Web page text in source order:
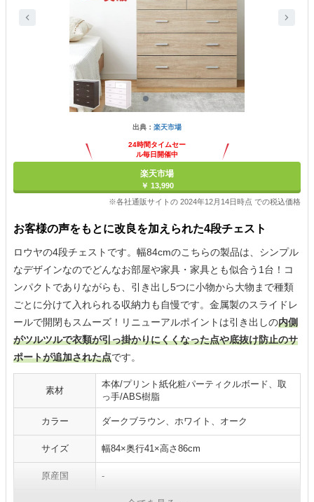
出典： 楽天市場
24時間タイムセー
ル毎日開催中
楽天市場
￥ 13,990
※各社通販サイトの 2024年12月14日時点 での税込価格
お客様の声をもとに改良を加えられた4段チェスト
ロウヤの4段チェストです。幅84cmのこちらの製品は、シンプル
なデザインなのでどんなお部屋や家具・家具とも似合う1台！コ
ンパクトでありながらも、引き出し5つに小物から大物まで種類
ごとに分けて入れられる収納力も自慢です。金属製のスライドレ
ールで開閉もスムーズ！リニューアルポイントは引き出しの内側
がツルツルで衣類が引っ掛かりにくくなった点や底抜け防止のサ
ポートが追加された点です。
素材
本体/プリント紙化粧パーティクルボード、取
っ手/ABS樹脂
カラー ダークブラウン、ホワイト、オーク
サイズ 幅84×奥行41×高さ86cm
原産国 -